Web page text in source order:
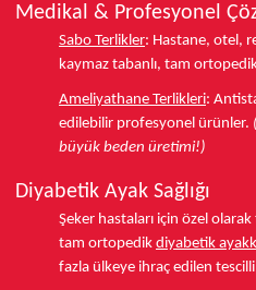
Medikal & Profesyonel
Sabo Terlikler: Hastane, otel,
kaymaz tabanlı, tam
Ameliyathane Terlikleri:
edilebilir profesyonel ürünler.
büyük beden üretimi!)
Diyabetik Ayak Sağlığı
Şeker hastaları için özel olarak
tam ortopedik diyabetik
fazla ülkeye ihraç edilen